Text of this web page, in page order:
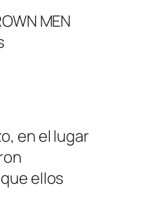
MEN
en el lugar
ellos